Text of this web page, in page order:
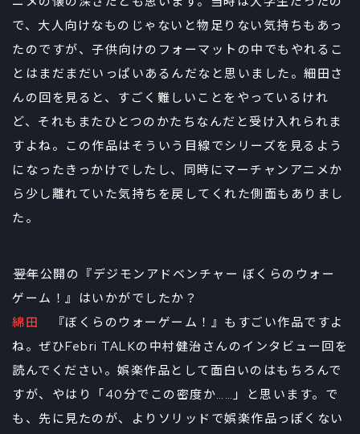
で、大人向けなものじゃないと物足りない気持ちもあっ
たのですが、子供向けのフォーマットの中でもやれるこ
とはまだまだいっぱいあるんだなと思いました。細田さ
んの回を見ると、すごく難しいことをやっているけれ
ど、それもまたひとつのかたちなんだと受け入れられま
すよね。この作品はそういう目線でシリーズを見るよう
になったきっかけでしたし、同時にマーチャンアニメか
ら少し離れていた気持ちを戻してくれた側面もありまし
た。
――翌年公開の『デジモンアドベンチャー ぼくらのウォー
ゲーム！』はいかがでしたか？
綿田 『ぼくらのウォーゲーム！』もすごい作品ですよ
ね。ぜひFebri TALKの中村健治さんのインタビュー回を
読んでください。娯楽作品として面白いのはもちろんで
すが、やはり「40分でこの密度か……」と思います。で
も、先に見たのが、よりソリッドで娯楽作品っぽくない